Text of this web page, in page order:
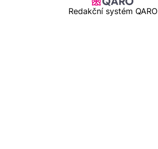
Redakční systém QARO